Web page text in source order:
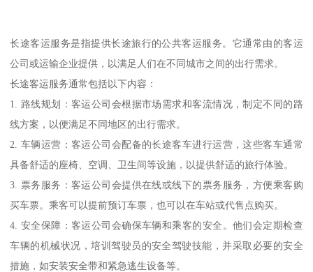
长途客运服务是指提供长途旅行的公共客运服务。它通常由的客运
公司或运输企业提供，以满足人们在不同城市之间的出行需求。
长途客运服务通常包括以下内容：
1. 路线规划：客运公司会根据市场需求和客流情况，制定不同的路
线方案，以便满足不同地区的出行需求。
2. 车辆运营：客运公司会配备的长途客车进行运营，这些客车通常
具备舒适的座椅、空调、卫生间等设施，以提供舒适的旅行体验。
3. 票务服务：客运公司会提供在线或线下的票务服务，方便乘客购
买车票。乘客可以提前预订车票，也可以在车站或代售点购买。
4. 安全保障：客运公司会确保车辆和乘客的安全。他们会定期检查
车辆的机械状况，培训驾驶员的安全驾驶技能，并采取必要的安全
措施，如安装安全带和紧急逃生设备等。